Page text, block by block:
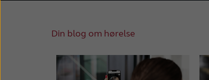
Din blog om hørelse